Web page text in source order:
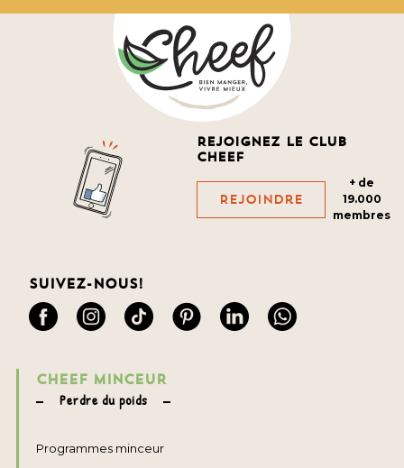
Rejoignez le club
cheef
Rejoindre
+ de
19.000
membres
Suivez-nous!
CHEEF MINCEUR
Perdre du poids
Programmes minceur